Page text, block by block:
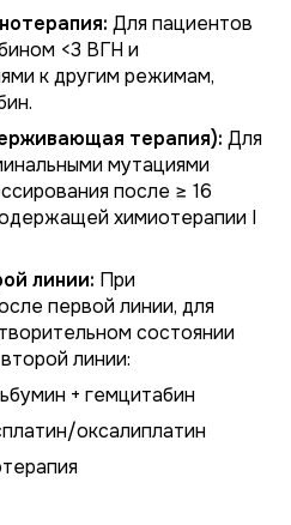
Для пациентов
<3 ВГН и
к другим режимам,
терапия): Для
мутациями
после ≥ 16
химиотерапии I
линии: При
первой линии, для
состоянии
линии:
+ гемцитабин
оксалиплатин